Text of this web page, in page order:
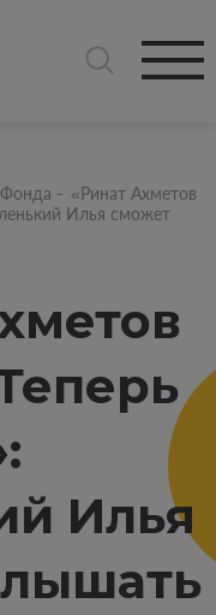
- «Ринат Ахметов
Илья сможет
Илья